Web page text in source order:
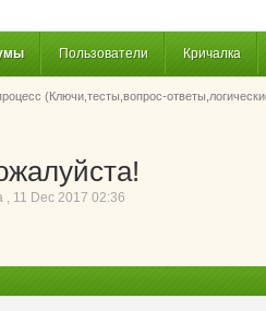
Пользователи Кричалка
(Ключи,тесты,вопрос-
, 11 Dec 2017 02:36